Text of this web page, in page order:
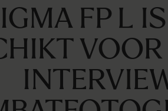
FP L
VOOR